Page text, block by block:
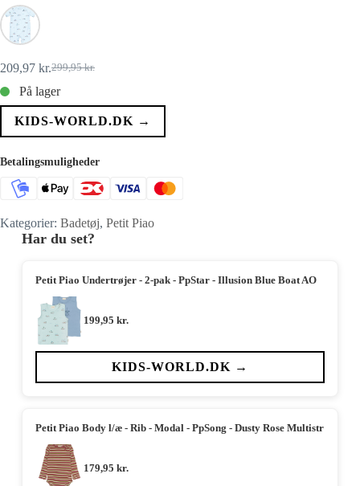
299,95kr.
Den
oprindelige
pris
var:
209,97 kr.Den
aktuelle
pris
er:
På lager
KIDS-WORLD.DK →
Betalingsmuligheder
Kategorier: Badetøj, Petit Piao
Har du set?
Petit Piao Undertrøjer - 2-pak - PpStar - Illusion Blue Boat AO
199,95 kr.
KIDS-WORLD.DK →
Petit Piao Body l/æ - Rib - Modal - PpSong - Dusty Rose Multistr
179,95 kr.